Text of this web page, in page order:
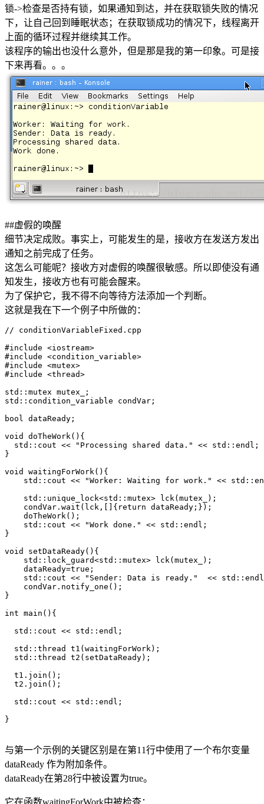
锁->检查是否持有锁，如果通知到达，并在获取锁失败的情况
下，让自己回到睡眠状态；在获取锁成功的情况下，线程离开
上面的循环过程并继续其工作。
该程序的输出也没什么意外，但是那是我的第一印象。可是接
下来再看。。。
##虚假的唤醒
细节决定成败。事实上，可能发生的是，接收方在发送方发出
通知之前完成了任务。
这怎么可能呢？接收方对虚假的唤醒很敏感。所以即使没有通
知发生，接收方也有可能会醒来。
为了保护它，我不得不向等待方法添加一个判断。
这就是我在下一个例子中所做的：
// conditionVariableFixed.cpp
#include <iostream>
#include <condition_variable>
#include <mutex>
#include <thread>
std::mutex mutex_;
std::condition_variable condVar;
bool dataReady;
void doTheWork(){
  std::cout << "Processing shared data." << std::endl;
}
void waitingForWork(){
std::cout << "Worker: Waiting for work." <<
    std::unique_lock<std::mutex> lck(mutex_);
    condVar.wait(lck,[]{return dataReady;});
    doTheWork();
    std::cout << "Work done." << std::endl;
}
void setDataReady(){
    std::lock_guard<std::mutex> lck(mutex_);
    dataReady=true;
std::cout << "Sender: Data is ready."  <<
    condVar.notify_one();
}
int main(){
  std::cout << std::endl;
  std::thread t1(waitingForWork);
  std::thread t2(setDataReady);
  t1.join();
  t2.join();
  std::cout << std::endl;
}
与第一个示例的关键区别是在第11行中使用了一个布尔变量
dataReady 作为附加条件。
dataReady在第28行中被设置为true。
它在函数waitingForWork中被检查：